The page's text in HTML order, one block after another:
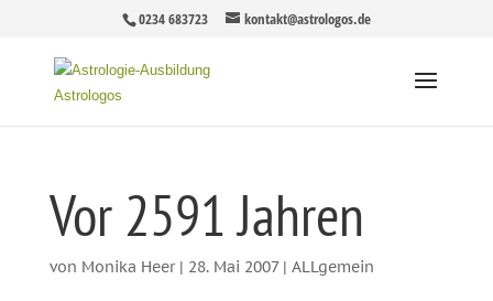
0234 683723 kontakt@astrologos.de
Vor 2591 Jahren
von Monika Heer| 28. Mai 2007| ALLgemein